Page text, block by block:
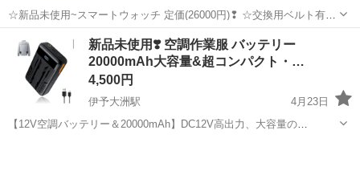
☆新品未使用~スマートウォッチ 定価(26000円)❢ ☆交換用ベルト有
り❢ ☆4.5cm時計幅❢ ☆日本語説明書付き❢ ☆充電コード付き❢ ☆多
種多様~機能付き❢ ☆通話機能、他〜
大洲市 伊予長浜駅 その他 スマートウォッチ
新品未使用❣️ 空調作業服 バッテリー
20000mAh大容量&超コンパクト・…
4,500円
伊予大洲駅
4月23日
【12V空調バッテリー＆20000mAh】DC12V高出力、大容量の